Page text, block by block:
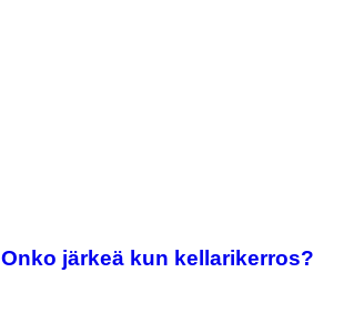
järkeä kun kellarikerros?